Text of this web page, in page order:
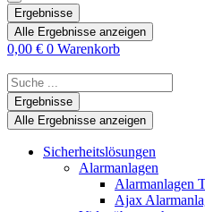
Ergebnisse
Alle Ergebnisse anzeigen
0,00 € 0 Warenkorb
Search
...Ergebnisse
Alle Ergebnisse anzeigen
Sicherheitslösungen
Alarmanlagen
Alarmanlagen
Ajax